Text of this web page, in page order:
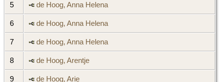
5 de Hoog, Anna Helena
6 de Hoog, Anna Helena
7 de Hoog, Anna Helena
8 de Hoog, Arentje
9 de Hoog, Arie